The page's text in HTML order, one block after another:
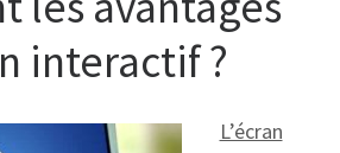
interactif ?
L’écran